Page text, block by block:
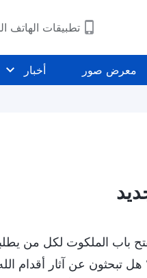
تطبيقات الهاتف
معرض صور أخبار
باب الملكوت لكل من
تبحثون عن آثار أقدام